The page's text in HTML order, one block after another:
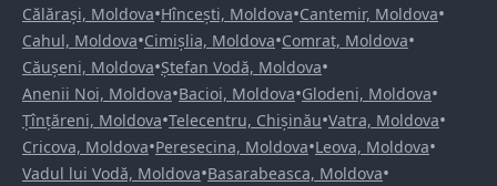
Călărași, Moldova•Hîncești, Moldova•Cantemir, Moldova•
Cahul, Moldova•Cimișlia, Moldova•Comrat, Moldova•
Căușeni, Moldova•Ștefan Vodă, Moldova•
Anenii Noi, Moldova•Bacioi, Moldova•Glodeni, Moldova•
Țînțăreni, Moldova•Telecentru, Chișinău•Vatra, Moldova•
Cricova, Moldova•Peresecina, Moldova•Leova, Moldova•
Vadul lui Vodă, Moldova•Basarabeasca, Moldova•